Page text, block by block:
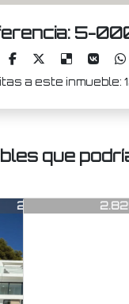
5-
a este inmueble:
que
2.825.000 €